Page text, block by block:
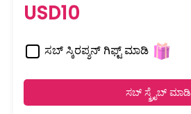
USD10
ಸಬ್ ಸ್ಕಿರಪ್ಶನ್ ಗಿಫ್ಟ್ ಮಾಡಿ
ಸಬ್ ಸ್ಕ್ರೈಬ್ ಮಾಡಿ